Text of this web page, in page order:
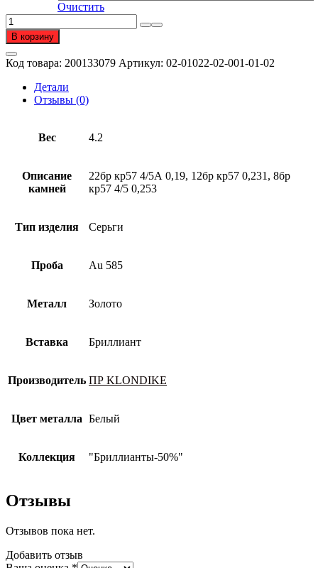
Очистить
Количество
товара
Серьги
из
золота
пробы
В корзину
Код товара: 200133079 Артикул: 02-01022-02-001-01-02
Детали
Отзывы (0)
Вес 4.2
Описание
камней
22бр кр57 4/5А 0,19, 12бр кр57 0,231, 8бр
кр57 4/5 0,253
Тип изделия Серьги
Проба Au 585
Металл Золото
Вставка Бриллиант
Производитель ПР KLONDIKE
Цвет металла Белый
Коллекция "Бриллианты-50%"
Отзывы
Отзывов пока нет.
Добавить отзыв